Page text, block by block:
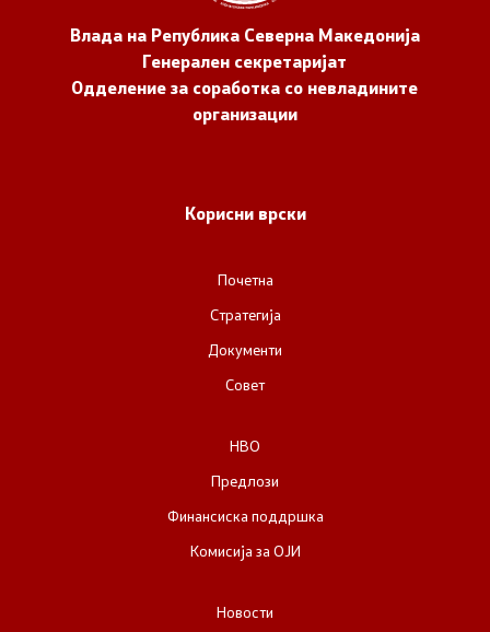
Влада на Република Северна Македонија
Генерален секретаријат
Одделение за соработка со невладините
организации
Корисни врски
Почетна
Стратегија
Документи
Совет
НВО
Предлози
Финансиска поддршка
Комисија за ОЈИ
Новости